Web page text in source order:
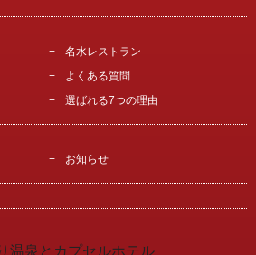
名水レストラン
よくある質問
選ばれる7つの理由
お知らせ